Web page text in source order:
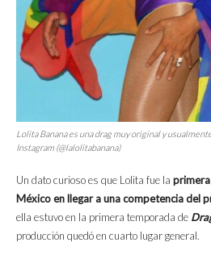
Lolita Banana es una drag muy original y
Instagram (@lalolitabanana)
Un dato curioso es que Lolita fue la
México en llegar a una competencia del
ella estuvo en la primera temporada de
producción quedó en cuarto lugar general.